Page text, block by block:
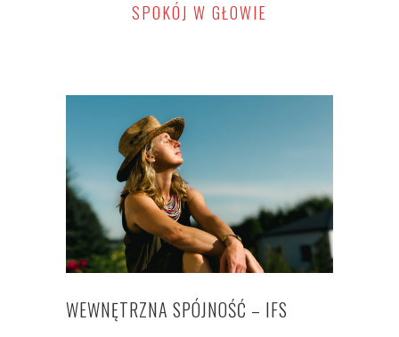
SPOKÓJ W GŁOWIE
WEWNĘTRZNA SPÓJNOŚĆ – IFS